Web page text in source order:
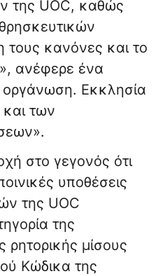
της UOC, καθώς
κανόνες και το
ανέφερε ένα
οργάνωση. Εκκλησία
των
στο γεγονός ότι
υποθέσεις
της UOC
της
ρητορικής μίσους
Κώδικα της